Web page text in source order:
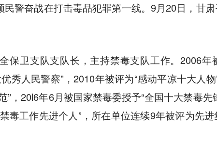
警奋战在打击毒品犯罪第一线。9月20日，甘
保卫支队支队长，主持禁毒支队工作。2006年
秀人民警察”，2010年被评为“感动平凉十大人
”，20l6年6月被国家禁毒委授予“全国十大禁毒
毒工作先进个人”，所在单位连续9年被评为先